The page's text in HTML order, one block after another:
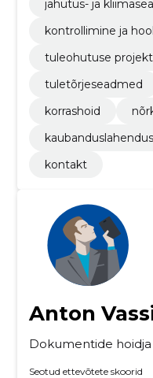
jahutus- ja
kontrollimine ja
tuleohutuse
tuletõrjeseadmed
korrashoid
kontakt
Anton
Dokumentide hoidja
Seotud ettevõtete skoorid